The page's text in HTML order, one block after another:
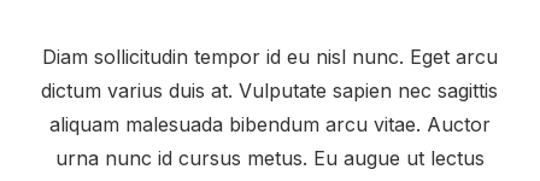
Diam sollicitudin tempor id eu nisl nunc. Eget arcu
dictum varius duis at. Vulputate sapien nec sagittis
aliquam malesuada bibendum arcu vitae. Auctor
urna nunc id cursus metus. Eu augue ut lectus